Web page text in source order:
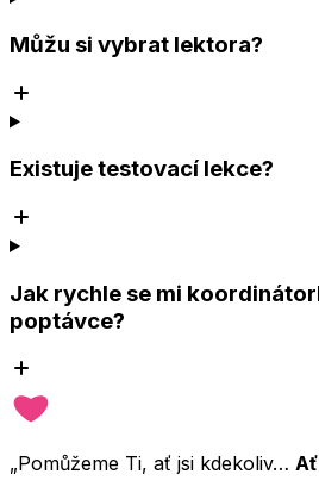
Můžu si vybrat lektora?
Existuje testovací lekce?
Jak rychle se mi
poptávce?
„Pomůžeme Ti, ať jsi kdekoliv…